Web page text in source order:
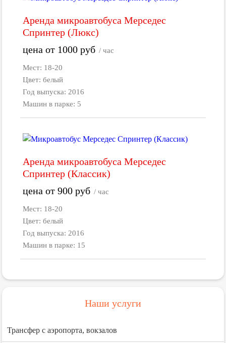
Аренда микроавтобуса Мерседес
Спринтер (Люкс)
цена от 1000руб / час
Мест: 18-20
Цвет: белый
Год выпуска: 2016
Машин в парке: 5
Аренда микроавтобуса Мерседес
Спринтер (Классик)
цена от 900руб / час
Мест: 18-20
Цвет: белый
Год выпуска: 2016
Машин в парке: 15
Наши услуги
Трансфер с аэропорта, вокзалов